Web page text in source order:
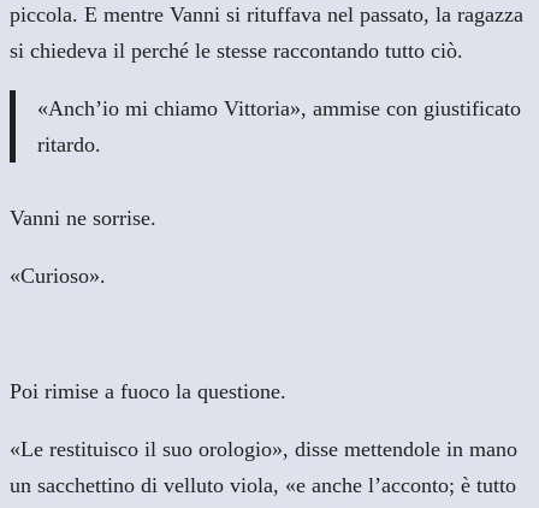
piccola. E mentre Vanni si rituffava nel passato, la ragazza
si chiedeva il perché le stesse raccontando tutto ciò.
«Anch’io mi chiamo Vittoria», ammise con giustificato
ritardo.
Vanni ne sorrise.
«Curioso».
Poi rimise a fuoco la questione.
«Le restituisco il suo orologio», disse mettendole in mano
un sacchettino di velluto viola, «e anche l’acconto; è tutto